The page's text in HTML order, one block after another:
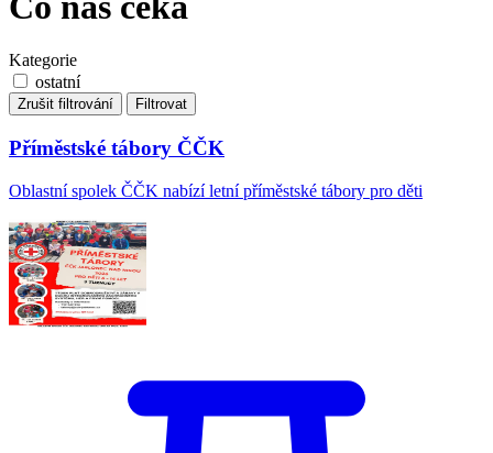
Kategorie
ostatní
Zrušit filtrování Filtrovat
Příměstské tábory ČČK
Oblastní spolek ČČK nabízí letní příměstské tábory pro děti